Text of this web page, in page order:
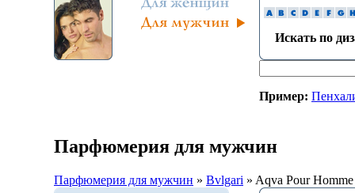
Искать по
Пример:
Парфюмерия для мужчин
Парфюмерия для мужчин » Bvlgari » Aqva Pour Homme